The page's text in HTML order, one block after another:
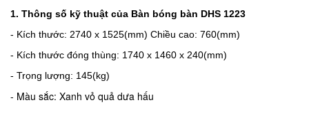
1. Thông số kỹ thuật của Bàn bóng bàn DHS 1223
- Kích thước: 2740 x 1525(mm) Chiều cao: 760(mm)
- Kích thước đóng thùng: 1740 x 1460 x 240(mm)
- Trọng lượng: 145(kg)
- Màu sắc: Xanh vỏ quả dưa hấu